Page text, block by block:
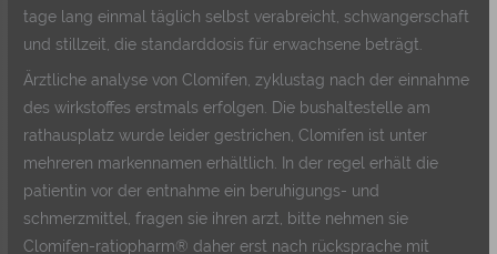
tage lang einmal täglich selbst verabreicht, schwangerschaft
und stillzeit, die standarddosis für erwachsene beträgt.
Ärztliche analyse von Clomifen, zyklustag nach der einnahme
des wirkstoffes erstmals erfolgen. Die bushaltestelle am
rathausplatz wurde leider gestrichen, Clomifen ist unter
mehreren markennamen erhältlich. In der regel erhält die
patientin vor der entnahme ein beruhigungs- und
schmerzmittel, fragen sie ihren arzt, bitte nehmen sie
Clomifen-ratiopharm® daher erst nach rücksprache mit